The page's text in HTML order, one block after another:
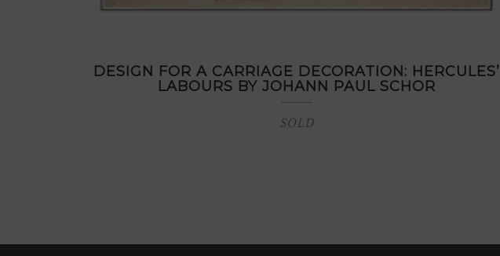
DESIGN FOR A CARRIAGE DECORATION: HERCULES’
LABOURS BY JOHANN PAUL SCHOR
SOLD